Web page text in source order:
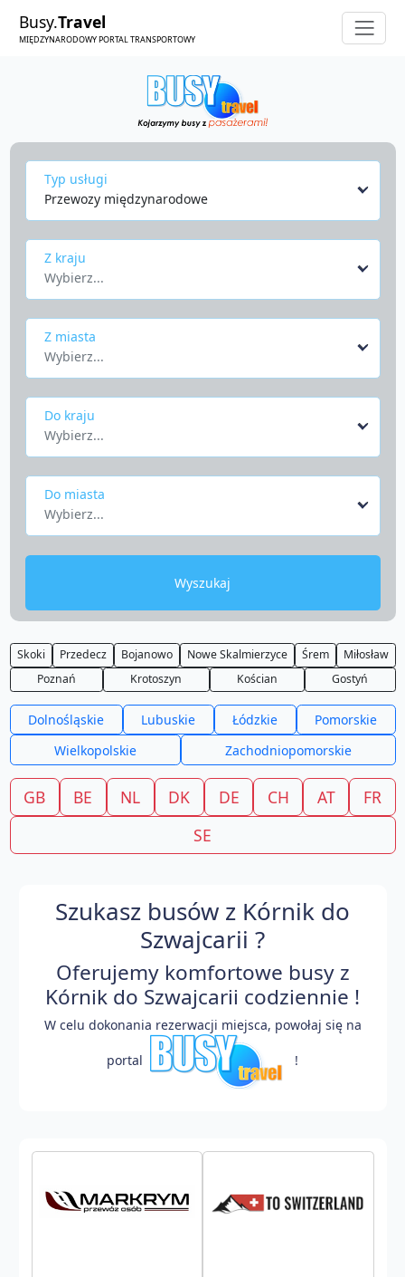
Busy.Travel
MIĘDZYNARODOWY PORTAL TRANSPORTOWY
Typ usługi
Przewozy międzynarodowe
Z kraju
Wybierz...
Z miasta
Wybierz...
Do kraju
Wybierz...
Do miasta
Wybierz...
Wyszukaj
Skoki Przedecz Bojanowo Nowe Skalmierzyce Śrem
Miłosław
Poznań
Krotoszyn Kościan Gostyń
Dolnośląskie Lubuskie Łódzkie
Pomorskie
Wielkopolskie
Zachodniopomorskie
GB BE NL DK DE CH AT
FR
SE
Szukasz busów z Kórnik do
Szwajcarii ?
Oferujemy komfortowe busy z
Kórnik do Szwajcarii codziennie !
W celu dokonania rezerwacji miejsca, powołaj się na
portal !